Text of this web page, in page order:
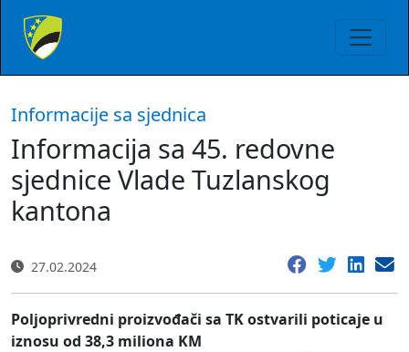
Informacije sa sjednica
Informacija sa 45. redovne
sjednice Vlade Tuzlanskog
kantona
27.02.2024
Poljoprivredni proizvođači sa TK ostvarili poticaje u
iznosu od 38,3 miliona KM